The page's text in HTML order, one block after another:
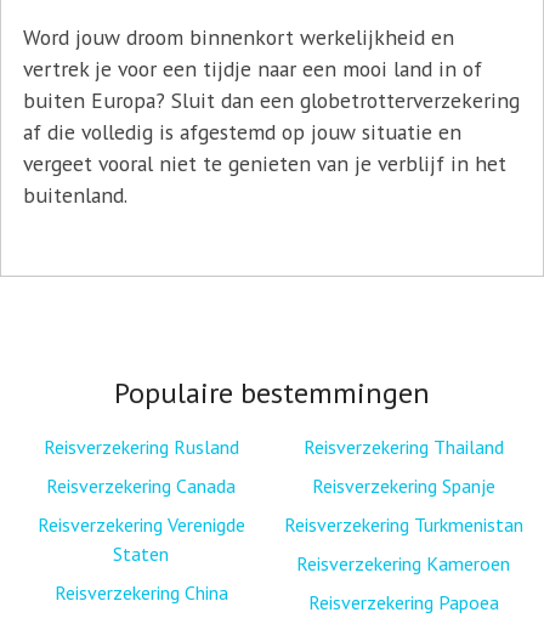
Word jouw droom binnenkort werkelijkheid en
vertrek je voor een tijdje naar een mooi land in of
buiten Europa? Sluit dan een globetrotterverzekering
af die volledig is afgestemd op jouw situatie en
vergeet vooral niet te genieten van je verblijf in het
buitenland.
Populaire bestemmingen
Reisverzekering Rusland
Reisverzekering Canada
Reisverzekering Verenigde
Staten
Reisverzekering China
Reisverzekering Thailand
Reisverzekering Spanje
Reisverzekering Turkmenistan
Reisverzekering Kameroen
Reisverzekering Papoea